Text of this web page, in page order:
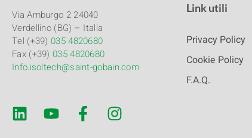
Via Amburgo 2 24040
Verdellino (BG) – Italia
Tel (+39) 035 4820680
Fax (+39) 035 4820680
Info.isoltech@saint-gobain.com
Link utili
Privacy Policy
Cookie Policy
F.A.Q.